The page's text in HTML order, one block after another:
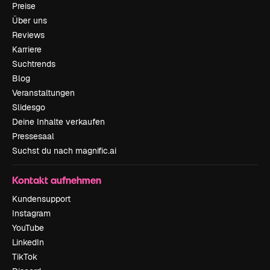
Preise
Über uns
Reviews
Karriere
Suchtrends
Blog
Veranstaltungen
Slidesgo
Deine Inhalte verkaufen
Pressesaal
Suchst du nach magnific.ai
Kontakt aufnehmen
Kundensupport
Instagram
YouTube
LinkedIn
TikTok